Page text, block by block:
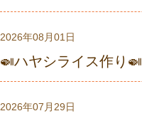
2026年08月01日
🍛ハヤシライス作り🍛
2026年07月29日